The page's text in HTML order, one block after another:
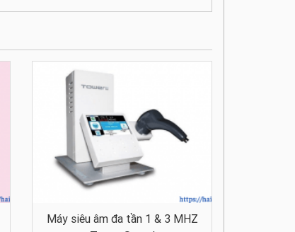
Máy siêu âm đa tần 1 & 3 MHZ